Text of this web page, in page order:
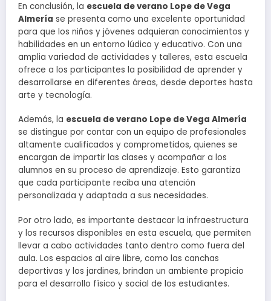
En conclusión, la escuela de verano Lope de Vega
Almería se presenta como una excelente oportunidad
para que los niños y jóvenes adquieran conocimientos y
habilidades en un entorno lúdico y educativo. Con una
amplia variedad de actividades y talleres, esta escuela
ofrece a los participantes la posibilidad de aprender y
desarrollarse en diferentes áreas, desde deportes hasta
arte y tecnología.
Además, la escuela de verano Lope de Vega Almería
se distingue por contar con un equipo de profesionales
altamente cualificados y comprometidos, quienes se
encargan de impartir las clases y acompañar a los
alumnos en su proceso de aprendizaje. Esto garantiza
que cada participante reciba una atención
personalizada y adaptada a sus necesidades.
Por otro lado, es importante destacar la infraestructura
y los recursos disponibles en esta escuela, que permiten
llevar a cabo actividades tanto dentro como fuera del
aula. Los espacios al aire libre, como las canchas
deportivas y los jardines, brindan un ambiente propicio
para el desarrollo físico y social de los estudiantes.